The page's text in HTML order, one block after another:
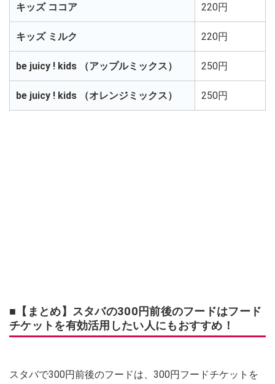
キッズ ココア 220円
キッズ ミルク 220円
be juicy ! kids （アップルミックス） 250円
be juicy ! kids （オレンジミックス） 250円
■【まとめ】スタバの300円前後のフードはフード
チケットを有効活用したい人にもおすすめ！
スタバで300円前後のフードは、300円フードチケットを